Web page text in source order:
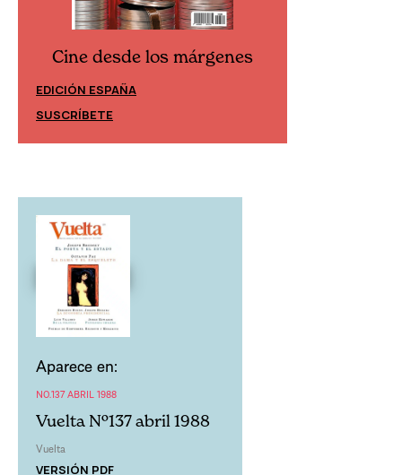
Cine desde los márgenes
EDICIÓN ESPAÑA
SUSCRÍBETE
Aparece en:
NO.137 ABRIL 1988
Vuelta Nº137 abril 1988
Vuelta
VERSIÓN PDF